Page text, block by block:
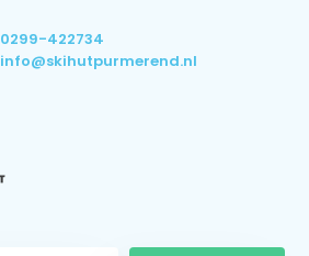
0299-422734
info@skihutpurmerend.nl